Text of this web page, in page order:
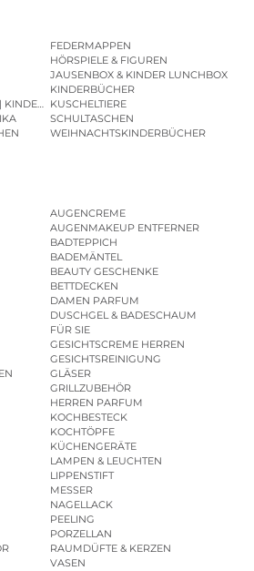
FEDERMAPPEN
HÖRSPIELE & FIGUREN
JAUSENBOX & KINDER LUNCHBOX
KINDERBÜCHER
KINDERGARTENRUCKSACK | KINDERGARTENBEUTEL
KUSCHELTIERE
SCHULTASCHEN
WEIHNACHTSKINDERBÜCHER
AUGENCREME
AUGENMAKEUP ENTFERNER
BADTEPPICH
BADEMÄNTEL
BEAUTY GESCHENKE
BETTDECKEN
DAMEN PARFUM
DUSCHGEL & BADESCHAUM
FÜR SIE
GESICHTSCREME HERREN
GESICHTSREINIGUNG
GLÄSER
GRILLZUBEHÖR
HERREN PARFUM
KOCHBESTECK
KOCHTÖPFE
KÜCHENGERÄTE
LAMPEN & LEUCHTEN
LIPPENSTIFT
MESSER
NAGELLACK
PEELING
PORZELLAN
RAUMDÜFTE & KERZEN
VASEN